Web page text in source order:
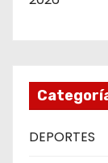
DEPORTES